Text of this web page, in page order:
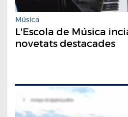
Música
L'Escola de Música
novetats destacades